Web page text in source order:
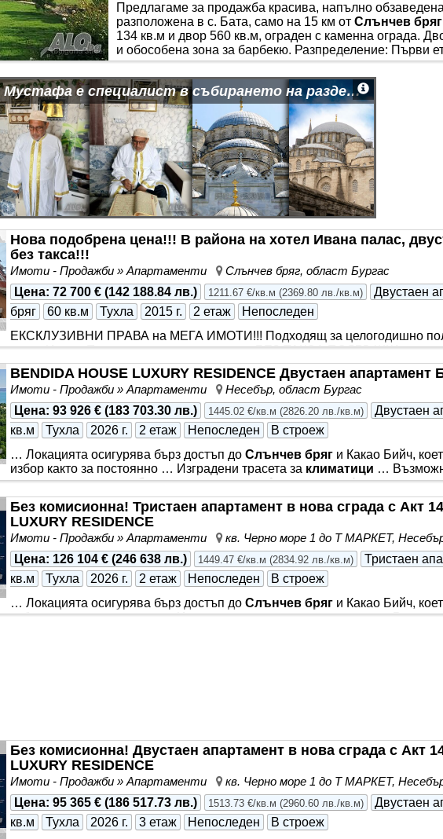
Предлагаме за продажба красива, напълно
разположена в с. Бата, само на 15 км от Слънчев бряг
134 кв.м и двор 560 кв.м, ограден с каменна ограда.
и обособена зона за барбекю. Разпределение: Първи
трапезария, камина с водна риза, гостна тоалетна и
със собствена баня с тоалетна, тераса и красива гледка. Във всички
управление
е специалист в събирането на разделени двойки и семейства
Нова подобрена цена!!! В района на хотел Ивана палас,
без такса!!!
Имоти - Продажби » Апартаменти
Слънчев бряг, област Бургас
Цена: 72 700 € (142 188.84 лв.) 1211.67 €/кв.м (2369.80 лв./кв.м)
Двустаен
бряг
60 кв.м Тухла 2015 г. 2 етаж
Непоследен
ЕКСКЛУЗИВНИ ПРАВА на МЕГА ИМОТИ!!! Подходящ за целогодишно
хотел Ивана Палас двустаен апартамент БЕЗ ТАКСА ПОДРЪЖКА в
Акт 16 и асансьор на втори жилищен етаж над партер с изложение ЮГ/
коридор, мокро помещение, баня с WC, просторна спалня с френски
кухненски тракт с всекидневна с тераса с френски прозорци.
дограма имонтираниновиклиматици. Продава се с наличното
отделни партиди за ток и вода. Реф. номер 19895
BENDIDA HOUSE LUXURY RESIDENCE Двустаен
Имоти - Продажби » Апартаменти
Несебър, област Бургас
Цена: 93 926 € (183 703.30 лв.) 1445.02 €/кв.м (2826.20 лв./кв.м) Двустаен
кв.м
Тухла 2026 г. 2 етаж Непоследен
В строеж
… Локацията осигурява бърз достъп до Слънчев бряг и Какао Бийч,
избор както за постоянно … Изградени трасета за климатици …
станции за електромобили към гаражите … Агенцията е официален и
инвеститора по силата на сключен договор за посредничество, което
информация, коректни условия и покупка без допълнително оскъпяване
апартаменти в нова модерна жилищна сграда без такса поддръжка,
гр. Несебър - един от най-бързо развиващите се райони по Южното
Без комисионна! Тристаен апартамент в нова сграда с Акт
LUXURY RESIDENCE
Имоти - Продажби » Апартаменти
кв. Черно море 1 до Т МАРКЕТ,
Цена: 126 104 € (246 638 лв.) 1449.47 €/кв.м (2834.92 лв./кв.м) Тристаен
кв.м
Тухла 2026 г. 2 етаж Непоследен
В строеж
… Локацията осигурява бърз достъп до Слънчев бряг и Какао Бийч,
избор както за постоянно … Изградени трасета заклиматици…
Без комисионна! Двустаен апартамент в нова сграда с Акт
LUXURY RESIDENCE
Имоти - Продажби » Апартаменти
кв. Черно море 1 до Т МАРКЕТ,
Цена: 95 365 € (186 517.73 лв.) 1513.73 €/кв.м (2960.60 лв./кв.м) Двустаен
кв.м
Тухла 2026 г. 3 етаж Непоследен
В строеж